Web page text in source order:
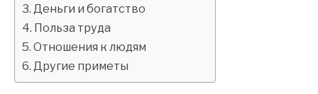
Деньги и богатство
Польза труда
Отношения к людям
Другие приметы